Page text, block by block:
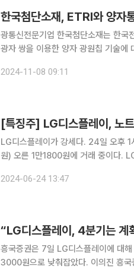
한국첨단소재, ETRI와 양자
광통신전문기업 한국첨단소재는 한국
광자 쌍을 이용한 양자 광원칩 기술에 대
Niobate)' 광집적 회로기반 양자 얽힘
2024-11-08 09:11
[특징주] LG디스플레이, 노
LG디스플레이가 강세다. 24일 오후 1시 44분 기준 LG디스플레이는 전 거래일보다 7.66%(840
원) 오른 1만1800원에 거래 중이다. LG디스플레이가 노트북용 유기발광다이오드(OLED) 시장 공
용 13인치 탠덤 OLED 패널 개발을 완
2024-06-24 13:47
“LG디스플레이, 4분기는
흥국증권은 7일 LG디스플레이에 대해
3000원으로 낮춰잡았다. 이의진 흥국증권 연구원은 “1분기 LG디스플레이의 실적은 1분기 매출액